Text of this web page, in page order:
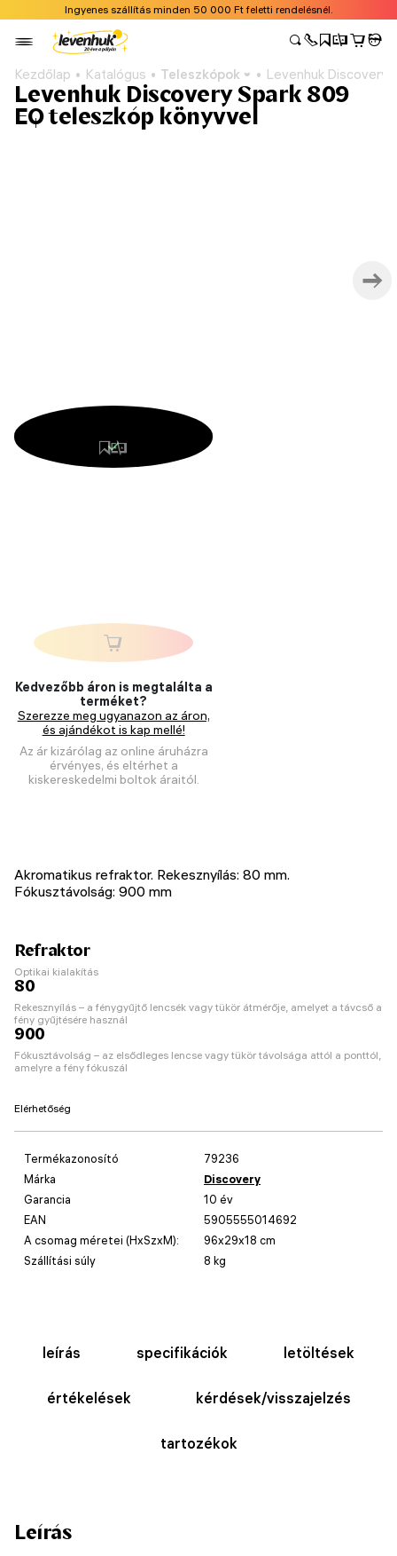
Ingyenes szállítás minden 50 000 Ft feletti rendelésnél.
Kezdőlap Katalógus Teleszkópok Levenhuk Discovery
Levenhuk Discovery Spark 809
EQ teleszkóp könyvvel
Kedvezőbb áron is megtalálta a
terméket?
Szerezze meg ugyanazon az áron,
és ajándékot is kap mellé!
Az ár kizárólag az online áruházra
érvényes, és eltérhet a
kiskereskedelmi boltok áraitól.
Akromatikus refraktor. Rekesznyílás: 80 mm.
Fókusztávolság: 900 mm
Refraktor
Optikai kialakítás
80
Rekesznyílás – a fénygyűjtő lencsék vagy tükör átmérője, amelyet a távcső a
fény gyűjtésére használ
900
Fókusztávolság – az elsődleges lencse vagy tükör távolsága attól a ponttól,
amelyre a fény fókuszál
Elérhetőség
Termékazonosító
79236
Márka
Discovery
Garancia
10 év
EAN
5905555014692
A csomag méretei (HxSzxM):
96x29x18 cm
Szállítási súly
8 kg
leírás specifikációk letöltések
értékelések kérdések/visszajelzés
tartozékok
Leírás